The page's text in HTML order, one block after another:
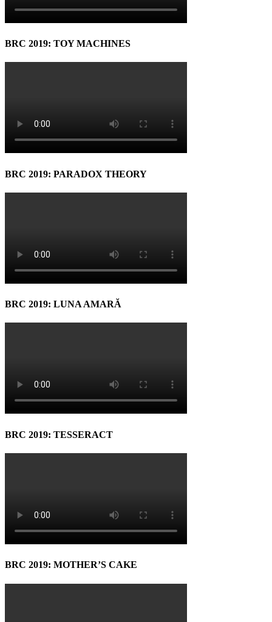
BRC 2019: TOY MACHINES
BRC 2019: PARADOX THEORY
BRC 2019: LUNA AMARĂ
BRC 2019: TESSERACT
BRC 2019: MOTHER’S CAKE